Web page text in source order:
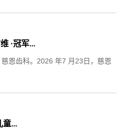
·冠军...
恩齿科。2026 年7 月23日，慈恩
童...